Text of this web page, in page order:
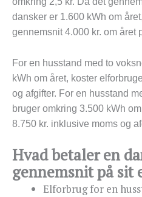
dansker er 1.600 kWh om
gennemsnit 4.000 kr. om året
For en husstand med to
kWh om året, koster
og afgifter. For en husstand
bruger omkring 3.500 kWh
8.750 kr. inklusive moms og
Hvad betaler en
gennemsnit på sit
Elforbrug for en